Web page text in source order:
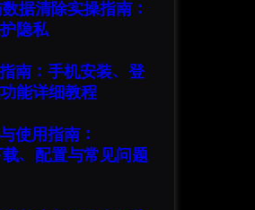
据清除实操指南：
隐私
南：手机安装、登
能详细教程
使用指南：
、配置与常见问题